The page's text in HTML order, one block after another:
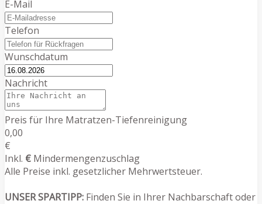
E-Mail
Telefon
Wunschdatum
Nachricht
Preis für Ihre Matratzen-Tiefenreinigung
0,00
€
Inkl. € Mindermengenzuschlag
Alle Preise inkl. gesetzlicher Mehrwertsteuer.
UNSER SPARTIPP: Finden Sie in Ihrer Nachbarschaft oder